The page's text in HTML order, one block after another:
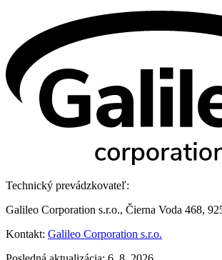
Technický prevádzkovateľ:
Galileo Corporation s.r.o., Čierna Voda 468,
Kontakt: Galileo Corporation s.r.o.